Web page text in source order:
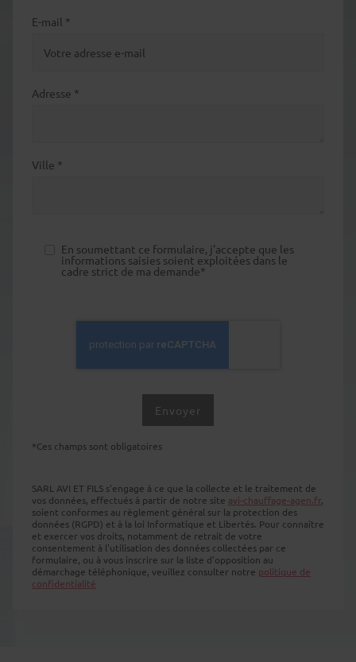
E-mail *
Adresse *
Ville *
En soumettant ce formulaire, j'accepte que les
informations saisies soient exploitées dans le
cadre strict de ma demande*
*Ces champs sont obligatoires
SARL AVI ET FILS s'engage à ce que la collecte et le traitement de
vos données, effectués à partir de notre site avi-chauffage-agen.fr,
soient conformes au règlement général sur la protection des
données (RGPD) et à la loi Informatique et Libertés. Pour connaître
et exercer vos droits, notamment de retrait de votre
consentement à l'utilisation des données collectées par ce
formulaire, ou à vous inscrire sur la liste d'opposition au
démarchage téléphonique, veuillez consulter notre politique de
confidentialité